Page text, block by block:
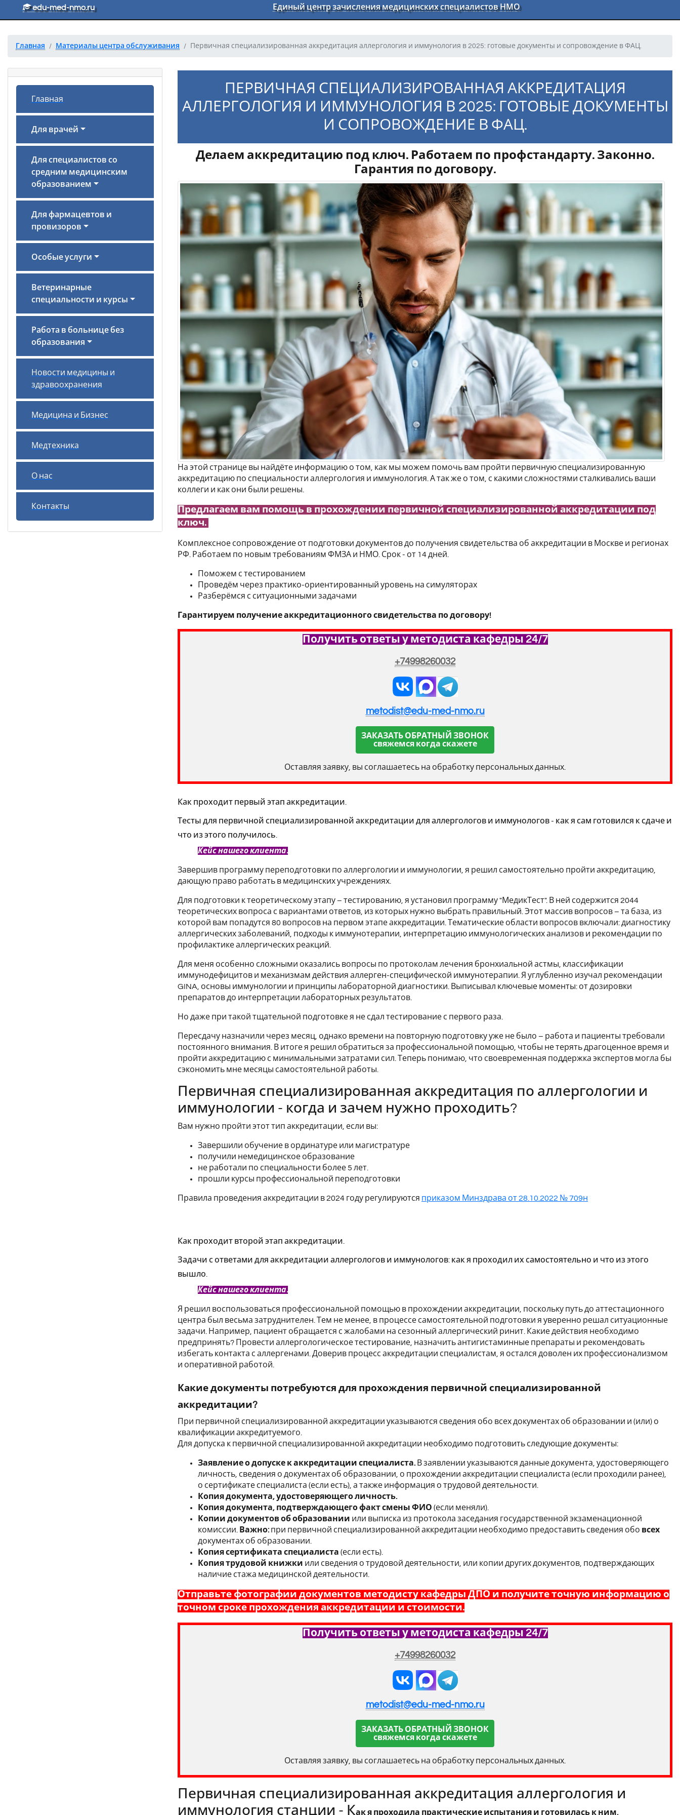
Перейти к основному тексту
edu-med-nmo.ru Единый центр зачисления медицинских специалистов НМО
Главная Материалы центра обслуживания Первичная специализированная аккредитация аллергология и иммунология в 2025: готовые документы и сопровождение в ФАЦ.
Главная
Для врачей
Для специалистов со
средним медицинским
образованием
Для фармацевтов и
провизоров
Особые услуги
Ветеринарные
специальности и курсы
Работа в больнице без
образования
Новости медицины и
здравоохранения
Медицина и Бизнес
Медтехника
О нас
Контакты
ПЕРВИЧНАЯ СПЕЦИАЛИЗИРОВАННАЯ АККРЕДИТАЦИЯ
АЛЛЕРГОЛОГИЯ И ИММУНОЛОГИЯ В 2025: ГОТОВЫЕ ДОКУМЕНТЫ
И СОПРОВОЖДЕНИЕ В ФАЦ.
Делаем аккредитацию под ключ. Работаем по профстандарту. Законно.
Гарантия по договору.
На этой странице вы найдёте информацию о том, как мы можем помочь вам пройти первичную специализированную
аккредитацию по специальности аллергология и иммунология. А так же о том, с какими сложностями сталкивались ваши
коллеги и как они были решены.
Предлагаем вам помощь в прохождении первичной специализированной аккредитации под
ключ.
Комплексное сопровождение от подготовки документов до получения свидетельства об аккредитации в Москве и регионах
РФ. Работаем по новым требованиям ФМЗА и НМО. Срок - от 14 дней.
Поможем с тестированием
Проведём через практико-ориентированный уровень на симуляторах
Разберёмся с ситуационными задачами
Гарантируем получение аккредитационного свидетельства по договору!
Получить ответы у методиста кафедры 24/7
+74998260032
metodist@edu-med-nmo.ru
ЗАКАЗАТЬ ОБРАТНЫЙ ЗВОНОК
свяжемся когда скажете
Оставляя заявку, вы соглашаетесь на обработку персональных данных.
Как проходит первый этап аккредитации.
Тесты для первичной специализированной аккредитации для аллергологов и иммунологов - как я сам готовился к сдаче и
что из этого получилось.
Кейс нашего клиента.
Завершив программу переподготовки по аллергологии и иммунологии, я решил самостоятельно пройти аккредитацию,
дающую право работать в медицинских учреждениях.
Для подготовки к теоретическому этапу – тестированию, я установил программу "МедикТест". В ней содержится 2044
теоретических вопроса с вариантами ответов, из которых нужно выбрать правильный. Этот массив вопросов – та база, из
которой вам попадутся 80 вопросов на первом этапе аккредитации. Тематические области вопросов включали: диагностику
аллергических заболеваний, подходы к иммунотерапии, интерпретацию иммунологических анализов и рекомендации по
профилактике аллергических реакций.
Для меня особенно сложными оказались вопросы по протоколам лечения бронхиальной астмы, классификации
иммунодефицитов и механизмам действия аллерген-специфической иммунотерапии. Я углубленно изучал рекомендации
GINA, основы иммунологии и принципы лабораторной диагностики. Выписывал ключевые моменты: от дозировки
препаратов до интерпретации лабораторных результатов.
Но даже при такой тщательной подготовке я не сдал тестирование с первого раза.
Пересдачу назначили через месяц, однако времени на повторную подготовку уже не было – работа и пациенты требовали
постоянного внимания. В итоге я решил обратиться за профессиональной помощью, чтобы не терять драгоценное время и
пройти аккредитацию с минимальными затратами сил. Теперь понимаю, что своевременная поддержка экспертов могла бы
сэкономить мне месяцы самостоятельной работы.
Первичная специализированная аккредитация по аллергологии и
иммунологии - когда и зачем нужно проходить?
Вам нужно пройти этот тип аккредитации, если вы:
Завершили обучение в ординатуре или магистратуре
получили немедицинское образование
не работали по специальности более 5 лет.
прошли курсы профессиональной переподготовки
Правила проведения аккредитации в 2024 году регулируются приказом Минздрава от 28.10.2022 № 709н
Как проходит второй этап аккредитации.
Задачи с ответами для аккредитации аллергологов и иммунологов: как я проходил их самостоятельно и что из этого
вышло.
Кейс нашего клиента.
Я решил воспользоваться профессиональной помощью в прохождении аккредитации, поскольку путь до аттестационного
центра был весьма затруднителен. Тем не менее, в процессе самостоятельной подготовки я уверенно решал ситуационные
задачи. Например, пациент обращается с жалобами на сезонный аллергический ринит. Какие действия необходимо
предпринять? Провести аллергологическое тестирование, назначить антигистаминные препараты и рекомендовать
избегать контакта с аллергенами. Доверив процесс аккредитации специалистам, я остался доволен их профессионализмом
и оперативной работой.
Какие документы потребуются для прохождения первичной специализированной
аккредитации?
При первичной специализированной аккредитации указываются сведения обо всех документах об образовании и (или) о
квалификации аккредитуемого.
Для допуска к первичной специализированной аккредитации необходимо подготовить следующие документы:
Заявление о допуске к аккредитации специалиста. В заявлении указываются данные документа, удостоверяющего
личность, сведения о документах об образовании, о прохождении аккредитации специалиста (если проходили ранее),
о сертификате специалиста (если есть), а также информация о трудовой деятельности.
Копия документа, удостоверяющего личность.
Копия документа, подтверждающего факт смены ФИО (если меняли).
Копии документов об образовании или выписка из протокола заседания государственной экзаменационной
комиссии.
Важно: при первичной специализированной аккредитации необходимо предоставить сведения обо всех
документах об образовании.
Копия сертификата специалиста (если есть).
Копия трудовой книжки или сведения о трудовой деятельности, или копии других документов, подтверждающих
наличие стажа медицинской деятельности.
Отправьте фотографии документов методисту кафедры ДПО и получите точную информацию о
точном сроке прохождения аккредитации и стоимости.
Получить ответы у методиста кафедры 24/7
+74998260032
metodist@edu-med-nmo.ru
ЗАКАЗАТЬ ОБРАТНЫЙ ЗВОНОК
свяжемся когда скажете
Оставляя заявку, вы соглашаетесь на обработку персональных данных.
Первичная специализированная аккредитация аллергология и
иммунология станции - Как я проходила практические испытания и готовилась к ним.